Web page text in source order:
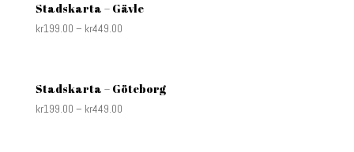
Stadskarta – Gävle
kr199.00 – kr449.00
Stadskarta – Göteborg
kr199.00 – kr449.00